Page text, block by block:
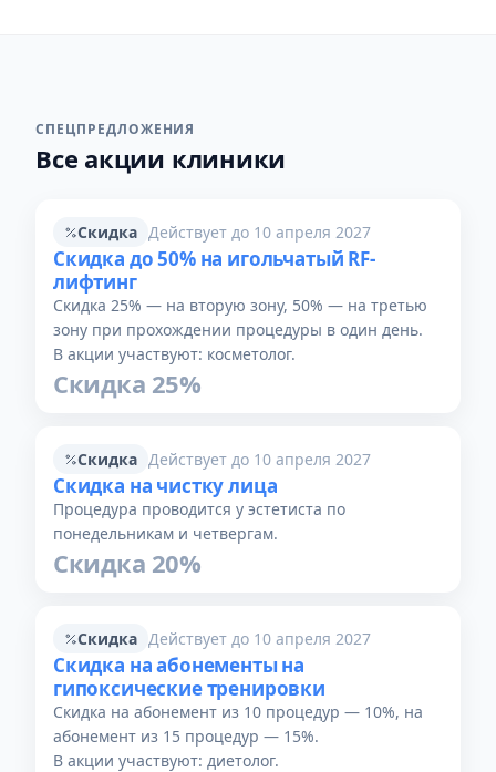
СПЕЦПРЕДЛОЖЕНИЯ
Все акции клиники
Скидка Действует до 10 апреля 2027
Скидка до 50% на игольчатый RF-
лифтинг
Скидка 25% — на вторую зону, 50% — на третью
зону при прохождении процедуры в один день.
В акции участвуют: косметолог.
Скидка 25%
Скидка Действует до 10 апреля 2027
Скидка на чистку лица
Процедура проводится у эстетиста по
понедельникам и четвергам.
Скидка 20%
Скидка Действует до 10 апреля 2027
Скидка на абонементы на
гипоксические тренировки
Скидка на абонемент из 10 процедур — 10%, на
абонемент из 15 процедур — 15%.
В акции участвуют: диетолог.